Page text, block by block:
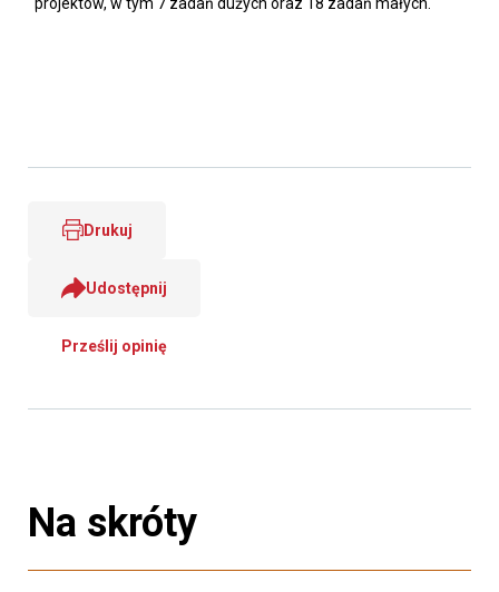
Drukuj
Udostępnij
Prześlij opinię
Na skróty